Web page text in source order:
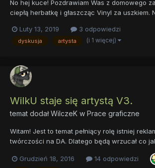
No hej kuce! Pozdrawiam Was z domowego
ciepłą herbatkę i głaszcząc Vinyl za uszkiem.
jest ciekawska i miała do Was pytanie. Otóż,
słuchacie muzyki fandomowej, ale jacy są
Luty 13, 2019 3 odpowiedzi
dyskusja artysta (i 1 więcej)
WilkU staje się artystą V3.
temat dodałWilczeK w Prace graficzne
Witam! Jest to temat pełniący rolę istniej
twórczości na DA. Dlatego będą wrzucał co
tak poza tym to mam nadzieje, że co lepsze
Grudzień 18, 2016 14 odpowiedzi